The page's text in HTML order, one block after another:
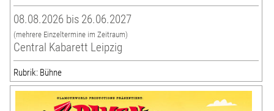
08.08.2026 bis 26.06.2027
(mehrere Einzeltermine im Zeitraum)
Central Kabarett Leipzig
Rubrik: Bühne